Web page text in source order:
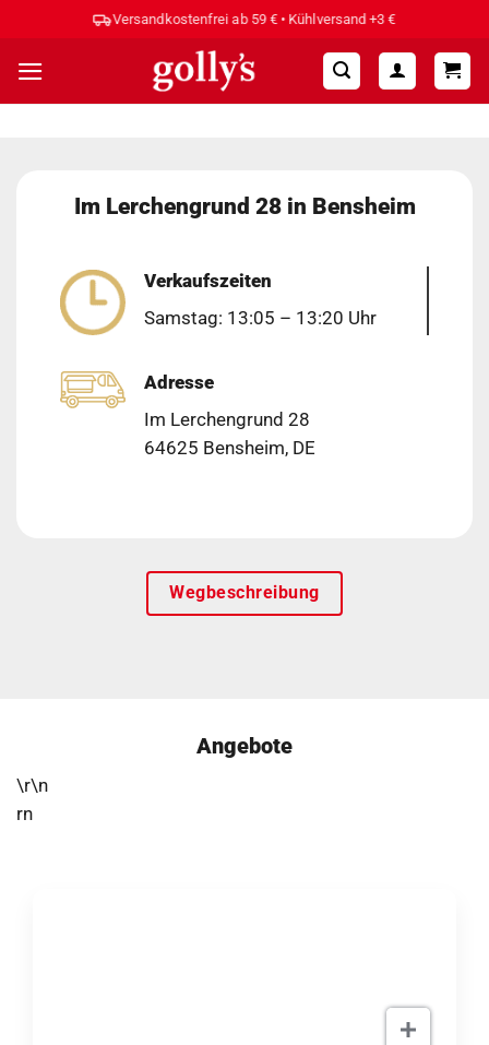
springen
Versandkostenfrei ab 59 € • Kühlversand +3 €
Im Lerchengrund 28 in Bensheim
Verkaufszeiten
Samstag: 13:05 – 13:20 Uhr
Adresse
Im Lerchengrund 28
64625 Bensheim, DE
Wegbeschreibung
Angebote
\r\n
rn